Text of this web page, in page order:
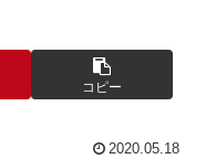
コピー
2020.05.18